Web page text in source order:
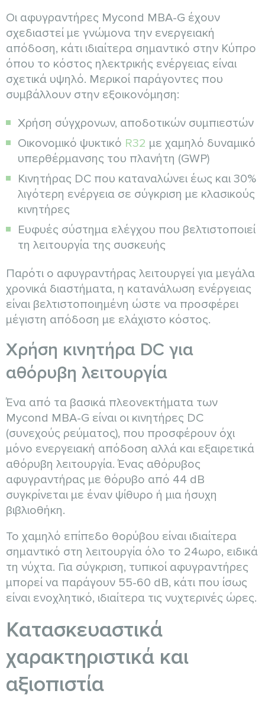
Οι αφυγραντήρες Mycond MBA-G έχουν
σχεδιαστεί με γνώμονα την ενεργειακή
απόδοση, κάτι ιδιαίτερα σημαντικό στην Κύπρο
όπου το κόστος ηλεκτρικής ενέργειας είναι
σχετικά υψηλό. Μερικοί παράγοντες που
συμβάλλουν στην εξοικονόμηση:
Χρήση σύγχρονων, αποδοτικών συμπιεστών
Οικονομικό ψυκτικό R32 με χαμηλό δυναμικό
υπερθέρμανσης του πλανήτη (GWP)
Κινητήρας DC που καταναλώνει έως και 30%
λιγότερη ενέργεια σε σύγκριση με κλασικούς
κινητήρες
Ευφυές σύστημα ελέγχου που βελτιστοποιεί
τη λειτουργία της συσκευής
Παρότι ο αφυγραντήρας λειτουργεί για μεγάλα
χρονικά διαστήματα, η κατανάλωση ενέργειας
είναι βελτιστοποιημένη ώστε να προσφέρει
μέγιστη απόδοση με ελάχιστο κόστος.
Χρήση κινητήρα DC για
αθόρυβη λειτουργία
Ένα από τα βασικά πλεονεκτήματα των
Mycond MBA-G είναι οι κινητήρες DC
(συνεχούς ρεύματος), που προσφέρουν όχι
μόνο ενεργειακή απόδοση αλλά και εξαιρετικά
αθόρυβη λειτουργία. Ένας αθόρυβος
αφυγραντήρας με θόρυβο από 44 dB
συγκρίνεται με έναν ψίθυρο ή μια ήσυχη
βιβλιοθήκη.
Το χαμηλό επίπεδο θορύβου είναι ιδιαίτερα
σημαντικό στη λειτουργία όλο το 24ωρο, ειδικά
τη νύχτα. Για σύγκριση, τυπικοί αφυγραντήρες
μπορεί να παράγουν 55-60 dB, κάτι που ίσως
είναι ενοχλητικό, ιδιαίτερα τις νυχτερινές ώρες.
Κατασκευαστικά
χαρακτηριστικά και
αξιοπιστία